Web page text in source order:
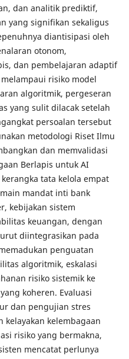
dan analitik prediktif,
yang signifikan sekaligus
diantisipasi oleh
otonom,
dan pembelajaran adaptif
risiko model
algoritmik, pergeseran
yang sulit dilacak setelah
persoalan tersebut
metodologi Riset Ilmu
dan memvalidasi
Berlapis untuk AI
tata kelola empat
mandat inti bank
kebijakan sistem
keuangan, dengan
diintegrasikan pada
penguatan
algoritmik, eskalasi
risiko sistemik ke
koheren. Evaluasi
dan pengujian stres
kelayakan kelembagaan
risiko yang bermakna,
mencatat perlunya